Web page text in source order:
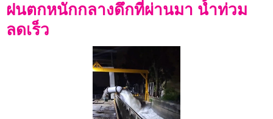
ฝนตกหนักกลางดึกที่ผ่านมา น้ำท่วม
ลดเร็ว